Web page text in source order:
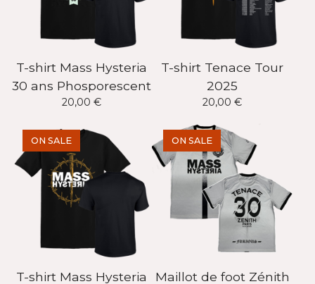
T-shirt Mass Hysteria
30 ans Phosporescent
20,00 €
T-shirt Tenace Tour
2025
20,00 €
ON SALE
T-shirt Mass Hysteria
ON SALE
Maillot de foot Zénith